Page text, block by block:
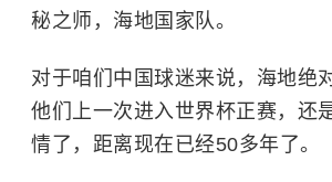
秘之师，海地国家队。
对于咱们中国球迷来说，海地绝
他们上一次进入世界杯正赛，还
情了，距离现在已经50多年了。